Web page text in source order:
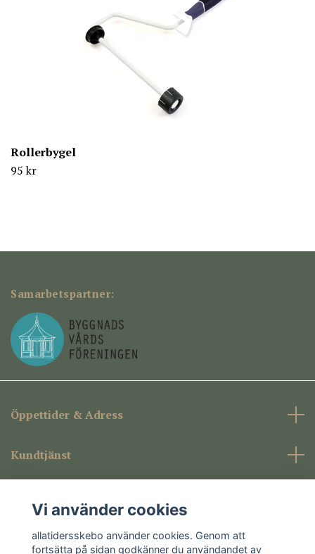
Rollerbygel
95 kr
Samarbetspartner:
Öppettider & Adress
Kundtjänst
Sociala medier
Vi använder cookies
allatidersskebo använder cookies. Genom att
fortsätta på sidan godkänner du användandet av